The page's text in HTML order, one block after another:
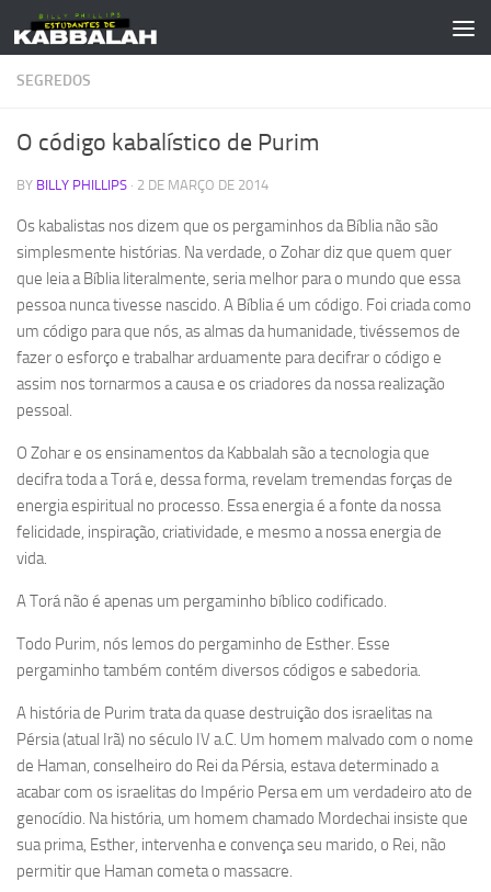
Skip to content
SEGREDOS
O código kabalístico de Purim
BY BILLY PHILLIPS · 2 DE MARÇO DE 2014
Os kabalistas nos dizem que os pergaminhos da Bíblia não são
simplesmente histórias. Na verdade, o Zohar diz que quem quer
que leia a Bíblia literalmente, seria melhor para o mundo que essa
pessoa nunca tivesse nascido. A Bíblia é um código. Foi criada como
um código para que nós, as almas da humanidade, tivéssemos de
fazer o esforço e trabalhar arduamente para decifrar o código e
assim nos tornarmos a causa e os criadores da nossa realização
pessoal.
O Zohar e os ensinamentos da Kabbalah são a tecnologia que
decifra toda a Torá e, dessa forma, revelam tremendas forças de
energia espiritual no processo. Essa energia é a fonte da nossa
felicidade, inspiração, criatividade, e mesmo a nossa energia de
vida.
A Torá não é apenas um pergaminho bíblico codificado.
Todo Purim, nós lemos do pergaminho de Esther. Esse
pergaminho também contém diversos códigos e sabedoria.
A história de Purim trata da quase destruição dos israelitas na
Pérsia (atual Irã) no século IV a.C. Um homem malvado com o nome
de Haman, conselheiro do Rei da Pérsia, estava determinado a
acabar com os israelitas do Império Persa em um verdadeiro ato de
genocídio. Na história, um homem chamado Mordechai insiste que
sua prima, Esther, intervenha e convença seu marido, o Rei, não
permitir que Haman cometa o massacre.